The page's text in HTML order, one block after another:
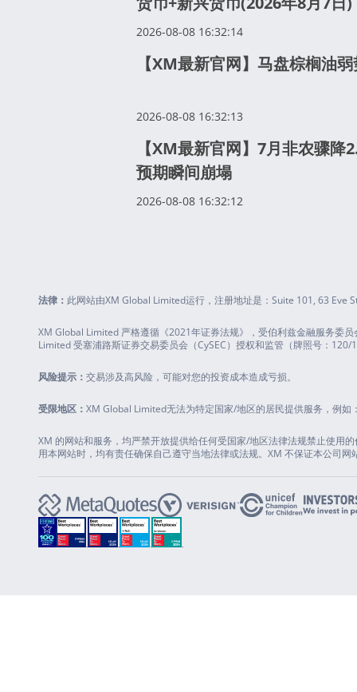
2026-08-08 16:32:14
【XM最新官网】马盘棕榈油
2026-08-08 16:32:13
【XM最新官网】7月非农骤
预期瞬间崩塌
2026-08-08 16:32:12
法律： 此网站由XM Global Limited运行，注册地址是：Suite 101, 63 Eve
XM Global Limited 严格遵循《2021年证券法规》，受伯利兹金融服务委
Limited 受塞浦路斯证券交易委员会（CySEC）授权和监管（牌照号：
风险提示： 交易涉及高风险，可能对您的投资成本造成亏损。
受限地区： XM Global Limited无法为特定国家/地区的居民提供服务，例如
XM 的网站和服务，均严禁开放提供给任何受国家/地区法律法规禁止使用
用本网站时，均有责任确保自己遵守当地法律或法规。XM 不保证本公司